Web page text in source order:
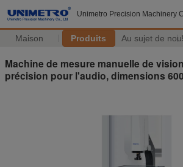
Unimetro Precision Machinery
Maison Produits Au sujet de
Machine de mesure manuelle de
précision pour l'audio, dimensions